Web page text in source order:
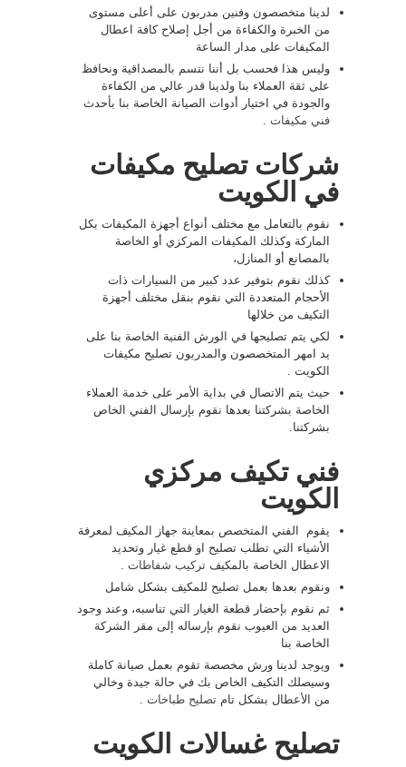
لدينا متخصصون وفنين مدربون على أعلى مستوى
من الخبرة والكفاءة من أجل إصلاح كافة اعطال
المكيفات على مدار الساعة
وليس هذا فحسب بل أننا نتسم بالمصداقية ونحافظ
على ثقة العملاء بنا ولدينا قدر عالي من الكفاءة
والجودة في اختيار أدوات الصيانة الخاصة بنا بأحدث
فني مكيفات
شركات تصليح مكيفات
في الكويت
نقوم بالتعامل مع مختلف أنواع أجهزة المكيفات بكل
الماركة وكذلك المكيفات المركزي أو الخاصة
بالمصانع أو المنازل،
كذلك نقوم بتوفير عدد كبير من السيارات ذات
الأحجام المتعددة التي نقوم بنقل مختلف أجهزة
التكيف من خلالها
لكي يتم تصليحها في الورش الفنية الخاصة بنا على
يد امهر المتخصصون والمدربون تصليح مكيفات
الكويت .
حيث يتم الاتصال في بداية الأمر على خدمة العملاء
الخاصة بشركتنا بعدها نقوم بإرسال الفني الخاص
بشركتنا.
فني تكيف مركزي
الكويت
يقوم الفني المتخصص بمعاينة جهاز المكيف لمعرفة
الأشياء التي تطلب تصليح او قطع غيار وتحديد
الاعطال الخاصة بالمكيف تركيب شفاطات
ونقوم بعدها بعمل تصليح للمكيف بشكل شامل
ثم نقوم بإحضار قطعة الغيار التي تناسبه، وعند وجود
العديد من العيوب نقوم بإرساله إلى مقر الشركة
الخاصة بنا
ويوجد لدينا ورش مخصصة تقوم بعمل صيانة كاملة
وسيصلك التكيف الخاص بك في حالة جيدة وخالي
من الأعطال بشكل تام تصليح طباخات
تصليح غسالات الكويت